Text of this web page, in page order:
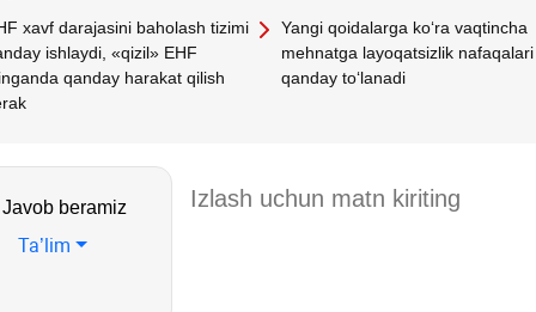
хavf darajasini baholash tizimi
ishlaydi, «qizil» EHF
qanday harakat qilish
Yangi qoidalarga koʻra vaqtincha
mehnatga layoqatsizlik nafaqalari
qanday toʻlanadi
Javob beramiz
Ta’lim